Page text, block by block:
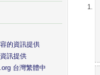
的資訊提供
訊提供
台灣繁體中